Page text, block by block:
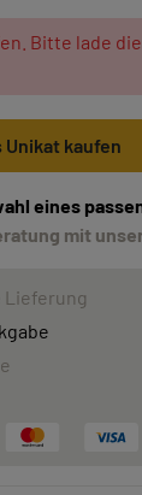
Bitte lade
Unikat kaufen
eines
mit
Lieferung